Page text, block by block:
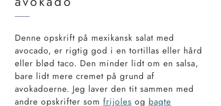
Denne opskrift på mexikansk salat med
avocado, er rigtig god i en tortillas eller hård
eller blød taco. Den minder lidt om en salsa,
bare lidt mere cremet på grund af
avokadoerne. Jeg laver den tit sammen med
andre opskrifter som frijoles og bagte